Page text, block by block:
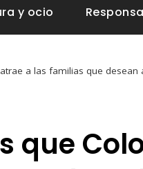
y ocio
a las familias que desean
que